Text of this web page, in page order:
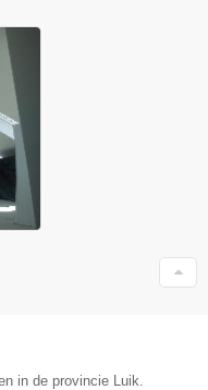
in de provincie Luik.